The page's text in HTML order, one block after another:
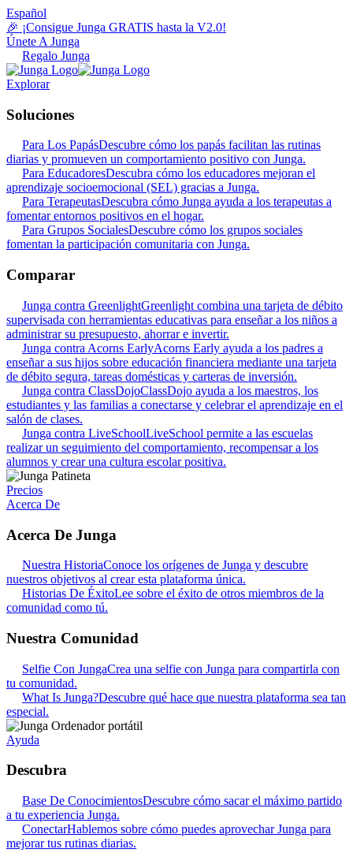
Español
🎉 ¡Consigue Junga GRATIS hasta la V2.0!
Únete A Junga
Regalo Junga
Explorar
Soluciones
Para Los PapásDescubre cómo los papás facilitan las rutinas
diarias y promueven un comportamiento positivo con Junga.
Para EducadoresDescubra cómo los educadores mejoran el
aprendizaje socioemocional (SEL) gracias a Junga.
Para TerapeutasDescubra cómo Junga ayuda a los terapeutas a
fomentar entornos positivos en el hogar.
Para Grupos SocialesDescubre cómo los grupos sociales
fomentan la participación comunitaria con Junga.
Comparar
Junga contra GreenlightGreenlight combina una tarjeta de débito
supervisada con herramientas educativas para enseñar a los niños a
administrar su presupuesto, ahorrar e invertir.
Junga contra Acorns EarlyAcorns Early ayuda a los padres a
enseñar a sus hijos sobre educación financiera mediante una tarjeta
de débito segura, tareas domésticas y carteras de inversión.
Junga contra ClassDojoClassDojo ayuda a los maestros, los
estudiantes y las familias a conectarse y celebrar el aprendizaje en el
salón de clases.
Junga contra LiveSchoolLiveSchool permite a las escuelas
realizar un seguimiento del comportamiento, recompensar a los
alumnos y crear una cultura escolar positiva.
Precios
Acerca De
Acerca De Junga
Nuestra HistoriaConoce los orígenes de Junga y descubre
nuestros objetivos al crear esta plataforma única.
Historias De ÉxitoLee sobre el éxito de otros miembros de la
comunidad como tú.
Nuestra Comunidad
Selfie Con JungaCrea una selfie con Junga para compartirla con
tu comunidad.
What Is Junga?Descubre qué hace que nuestra plataforma sea tan
especial.
Ayuda
Descubra
Base De ConocimientosDescubre cómo sacar el máximo partido
a tu experiencia Junga.
ConectarHablemos sobre cómo puedes aprovechar Junga para
mejorar tus rutinas diarias.